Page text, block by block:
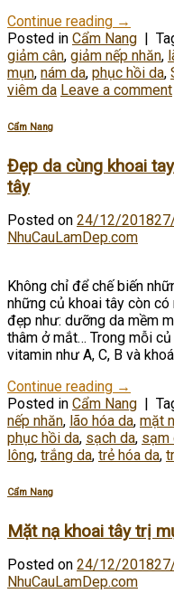
Continue reading →
Posted in Cẩm Nang
giảm cân, giảm nếp nhăn,
mụn, nám da, phục hồi da,
viêm da Leave a comment
Cẩm Nang
Đẹp da cùng khoai
tây
Posted on 24/12/2018
NhuCauLamDep.com
Không chỉ để chế biến
những củ khoai tây còn
đẹp như: dưỡng da mềm
thâm ở mắt… Trong mỗi
vitamin như A, C, B và
Continue reading →
Posted in Cẩm Nang |
nếp nhăn, lão hóa da, mặt
phục hồi da, sạch da, sạm
lông, trắng da, trẻ hóa da,
Cẩm Nang
Mặt nạ khoai tây trị
Posted on 24/12/2018
NhuCauLamDep.com